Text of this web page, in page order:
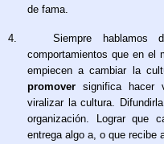
de fama.
4.
Siempre hablamos
comportamientos que en el
empiecen a cambiar la
promoversignifica hacer
viralizar la cultura.
organización. Lograr que
entrega algo a, o que recibe